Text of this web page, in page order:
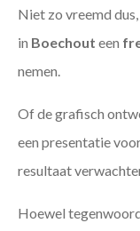
Niet zo vreemd
in Boechout een
nemen.
Of de grafisch
een presentatie
resultaat
Hoewel